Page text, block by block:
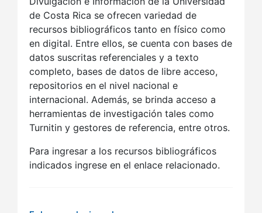
de Costa Rica se ofrecen variedad de
recursos bibliográficos tanto en físico como
en digital. Entre ellos, se cuenta con bases de
datos suscritas referenciales y a texto
completo, bases de datos de libre acceso,
repositorios en el nivel nacional e
internacional. Además, se brinda acceso a
herramientas de investigación tales como
Turnitin y gestores de referencia, entre otros.
Para ingresar a los recursos bibliográficos
indicados ingrese en el enlace relacionado.